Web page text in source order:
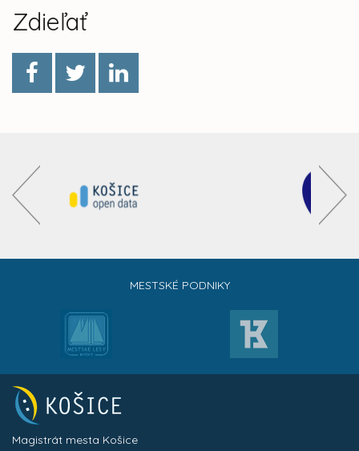
Zdieľať
MESTSKÉ PODNIKY
Magistrát mesta Košice